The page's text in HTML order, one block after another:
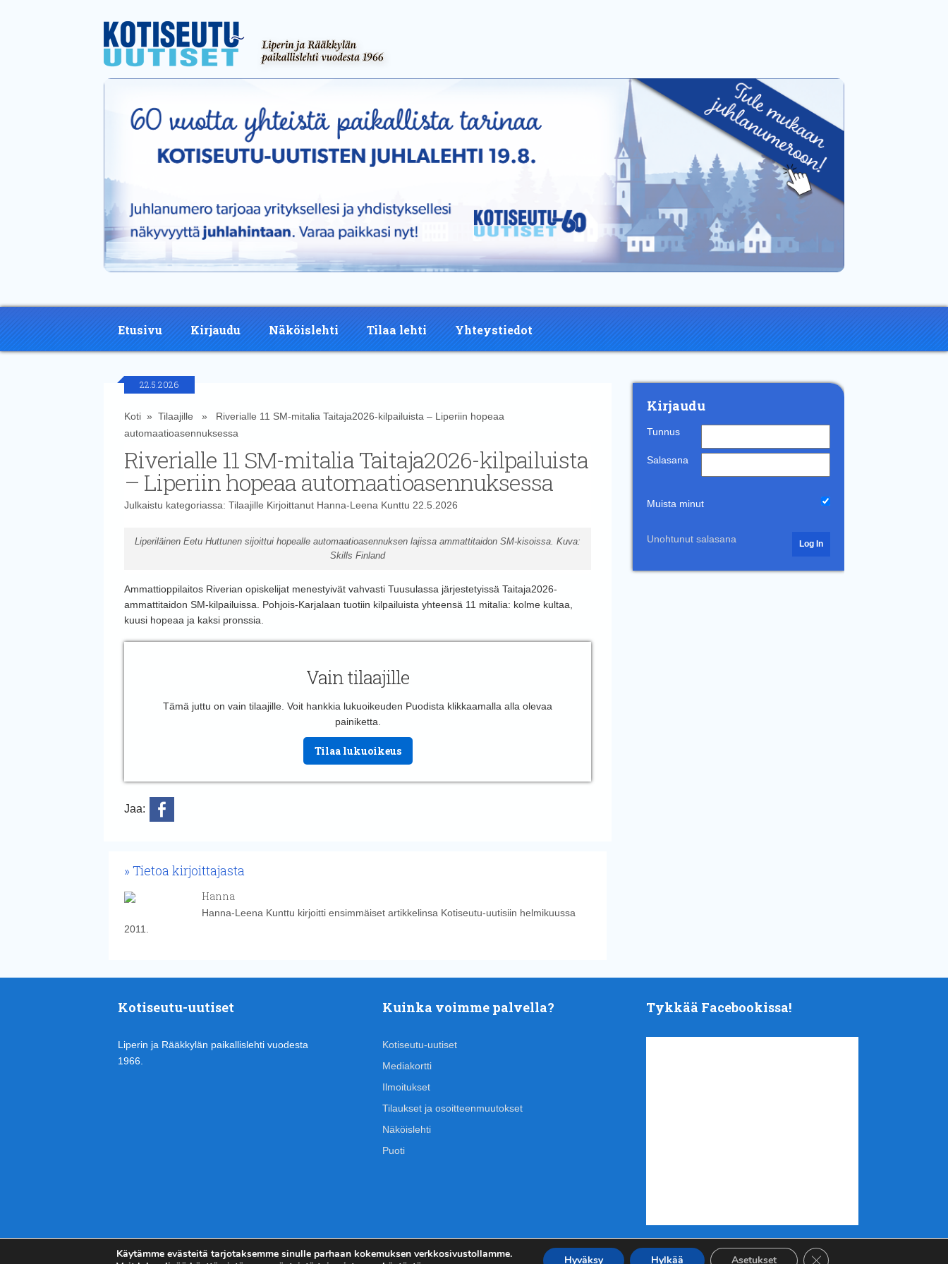
Etusivu Kirjaudu Näköislehti Tilaa lehti Yhteystiedot
22.5.2026
Koti» Tilaajille » Riverialle 11 SM-mitalia Taitaja2026-kilpailuista – Liperiin hopeaa
automaatioasennuksessa
Riverialle 11 SM-mitalia Taitaja2026-kilpailuista
– Liperiin hopeaa automaatioasennuksessa
Julkaistu kategoriassa: Tilaajille Kirjoittanut Hanna-Leena Kunttu 22.5.2026
Liperiläinen Eetu Huttunen sijoittui hopealle automaatioasennuksen lajissa ammattitaidon SM-kisoissa. Kuva:
Skills Finland
Ammattioppilaitos Riverian opiskelijat menestyivät vahvasti Tuusulassa järjestetyissä Taitaja2026-
ammattitaidon SM-kilpailuissa. Pohjois-Karjalaan tuotiin kilpailuista yhteensä 11 mitalia: kolme kultaa,
kuusi hopeaa ja kaksi pronssia.
Vain tilaajille
Tämä juttu on vain tilaajille. Voit hankkia lukuoikeuden Puodista klikkaamalla alla olevaa
painiketta.
Tilaa lukuoikeus
Jaa:
Tietoa kirjoittajasta
Hanna
Hanna-Leena Kunttu kirjoitti ensimmäiset artikkelinsa Kotiseutu-uutisiin helmikuussa
2011.
Kirjaudu
Tunnus
Salasana
Muista minut
Unohtunut salasana
Kotiseutu-uutiset
Liperin ja Rääkkylän paikallislehti vuodesta
1966.
Kuinka voimme palvella?
Kotiseutu-uutiset
Mediakortti
Ilmoitukset
Tilaukset ja osoitteenmuutokset
Näköislehti
Puoti
Tykkää Facebookissa!
Käytämme evästeitä tarjotaksemme sinulle parhaan kokemuksen verkkosivustollamme.
Hyväksy Hylkää Asetukset Sulje evästebanneri